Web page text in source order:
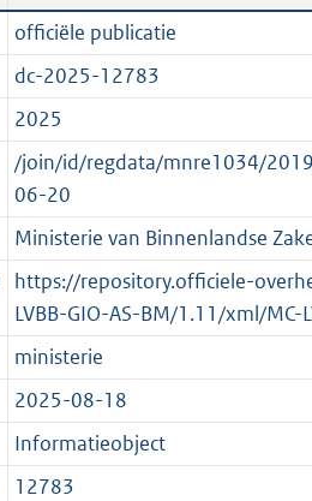
a
n
d
g
r
o
o
t
t
e
:
2
K
b
officiële publicatie
dc-2025-12783
2025
/join/id/regdata/mnre1034/
06-20
Ministerie van Binnenlandse
https://repository.officiele-
LVBB-GIO-AS-BM/1.11/xml/MC-
ministerie
2025-08-18
Informatieobject
12783